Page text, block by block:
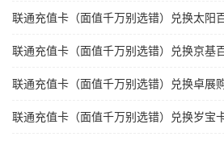
联通充值卡（面值千万别选错）兑换太阳
联通充值卡（面值千万别选错）兑换京基
联通充值卡（面值千万别选错）兑换卓展
联通充值卡（面值千万别选错）兑换岁宝